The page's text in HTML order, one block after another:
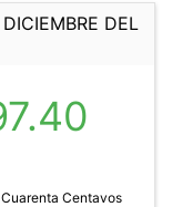
DEL
Centavos